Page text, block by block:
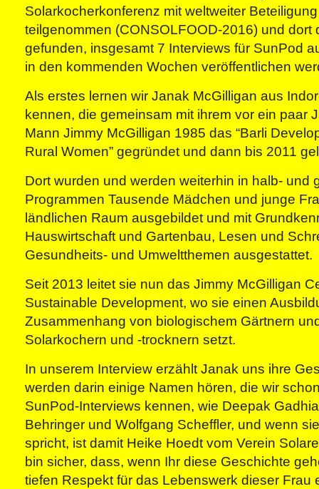
Solarkocherkonferenz mit weltweiter
teilgenommen (CONSOLFOOD-2016) und dort
gefunden, insgesamt 7 Interviews für SunPod
in den kommenden Wochen veröffentlichen
Als erstes lernen wir Janak McGilligan aus
kennen, die gemeinsam mit ihrem vor ein paar
Mann Jimmy McGilligan 1985 das “Barli
Rural Women” gegründet und dann bis 2011
Dort wurden und werden weiterhin in halb- und
Programmen Tausende Mädchen und junge
ländlichen Raum ausgebildet und mit
Hauswirtschaft und Gartenbau, Lesen und
Gesundheits- und Umweltthemen ausgestattet.
Seit 2013 leitet sie nun das Jimmy McGilligan
Sustainable Development, wo sie einen
Zusammenhang von biologischem Gärtnern
Solarkochern und -trocknern setzt.
In unserem Interview erzählt Janak uns ihre
werden darin einige Namen hören, die wir
SunPod-Interviews kennen, wie Deepak
Behringer und Wolfgang Scheffler, und wenn
spricht, ist damit Heike Hoedt vom Verein
bin sicher, dass, wenn Ihr diese Geschichte
tiefen Respekt für das Lebenswerk dieser Frau